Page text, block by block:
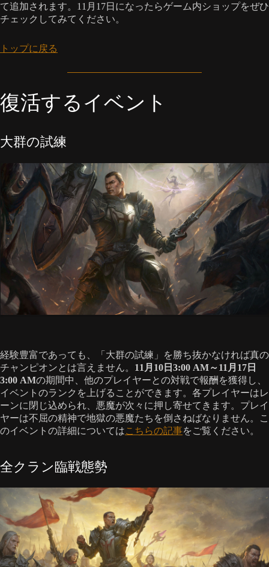
て追加されます。11月17日になったらゲーム内ショップをぜひ
チェックしてみてください。
トップに戻る
復活するイベント
大群の試練
経験豊富であっても、「大群の試練」を勝ち抜かなければ真の
チャンピオンとは言えません。 11月10日3:00 AM～11月17日
3:00 AMの期間中、他のプレイヤーとの対戦で報酬を獲得し、
イベントのランクを上げることができます。各プレイヤーはレ
ーンに閉じ込められ、悪魔が次々に押し寄せてきます。プレイ
ヤーは不屈の精神で地獄の悪魔たちを倒さねばなりません。こ
のイベントの詳細についてはこちらの記事をご覧ください。
全クラン臨戦態勢